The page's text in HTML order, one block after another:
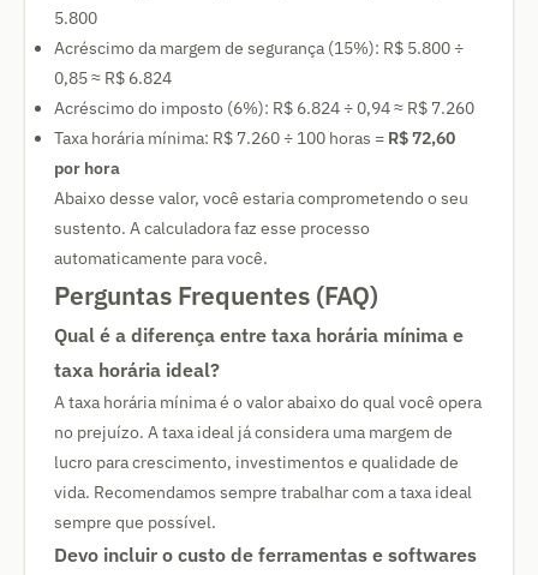
5.800
Acréscimo da margem de segurança (15%): R$ 5.800 ÷
0,85 ≈ R$ 6.824
Acréscimo do imposto (6%): R$ 6.824 ÷ 0,94 ≈ R$ 7.260
Taxa horária mínima: R$ 7.260 ÷ 100 horas = R$ 72,60
por hora
Abaixo desse valor, você estaria comprometendo o seu
sustento. A calculadora faz esse processo
automaticamente para você.
Perguntas Frequentes (FAQ)
Qual é a diferença entre taxa horária mínima e
taxa horária ideal?
A taxa horária mínima é o valor abaixo do qual você opera
no prejuízo. A taxa ideal já considera uma margem de
lucro para crescimento, investimentos e qualidade de
vida. Recomendamos sempre trabalhar com a taxa ideal
sempre que possível.
Devo incluir o custo de ferramentas e softwares